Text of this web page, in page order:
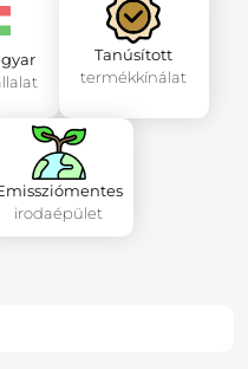
Tanúsított
termékkínálat
irodaépület